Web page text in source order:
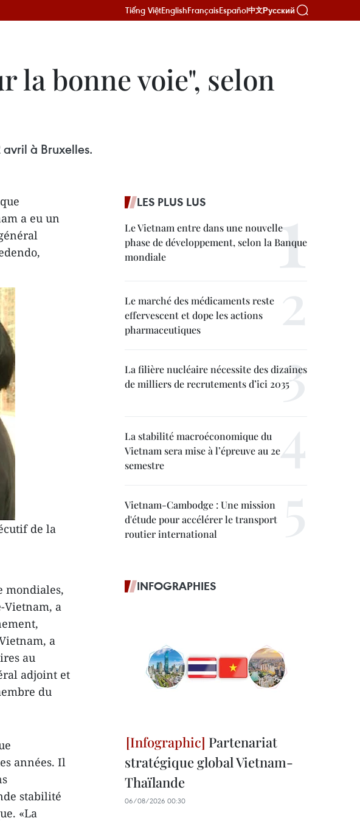
Tiếng ViệtEnglishFrançaisEspañol中文Русский
la bonne voie​", selon
à Bruxelles.
a eu un
de la
mondiales,
Vietnam, a
a
au
adjoint et
du
années. Il
stabilité
«La
LES PLUS LUS
Le Vietnam entre dans une nouvelle
phase de développement, selon la Banque
mondiale
Le marché des médicaments reste
effervescent et dope les actions
pharmaceutiques
La filière nucléaire nécessite des dizaines
de milliers de recrutements d’ici 2035
La stabilité macroéconomique du
Vietnam sera mise à l’épreuve au 2e
semestre
Vietnam-Cambodge : Une mission
d'étude pour accélérer le transport
routier international
INFOGRAPHIES
Partenariat
stratégique global Vietnam-
Thaïlande
06/08/2026 00:30